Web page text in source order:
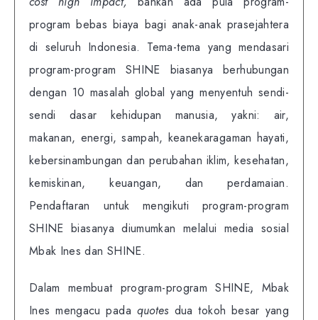
program bebas biaya bagi anak-anak prasejahtera
di seluruh Indonesia. Tema-tema yang mendasari
program-program SHINE biasanya berhubungan
dengan 10 masalah global yang menyentuh sendi-
sendi dasar kehidupan manusia, yakni: air,
makanan, energi, sampah, keanekaragaman hayati,
kebersinambungan dan perubahan iklim, kesehatan,
kemiskinan, keuangan, dan perdamaian.
Pendaftaran untuk mengikuti program-program
SHINE biasanya diumumkan melalui media sosial
Mbak Ines dan SHINE.
Dalam membuat program-program SHINE, Mbak
Ines mengacu pada quotes dua tokoh besar yang